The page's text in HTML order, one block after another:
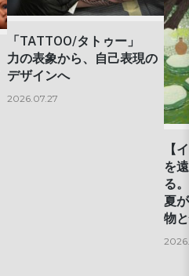
「TATTOO/タトゥー」
力の表象から、自己表現の
デザインへ
2026.07.27
【
を
る
夏
物